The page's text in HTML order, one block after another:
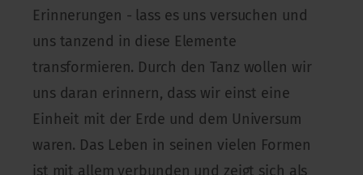
Erinnerungen - lass es uns versuchen und
uns tanzend in diese Elemente
transformieren. Durch den Tanz wollen wir
uns daran erinnern, dass wir einst eine
Einheit mit der Erde und dem Universum
waren. Das Leben in seinen vielen Formen
ist mit allem verbunden und zeigt sich als